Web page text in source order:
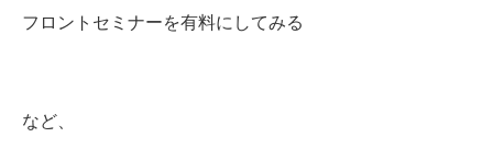
フロントセミナーを有料にしてみる
など、